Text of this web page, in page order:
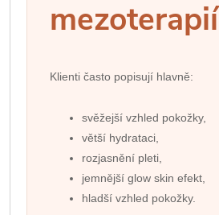
mezoterapií
Klienti často popisují hlavně:
svěžejší vzhled pokožky,
větší hydrataci,
rozjasnění pleti,
jemnější glow skin efekt,
hladší vzhled pokožky.